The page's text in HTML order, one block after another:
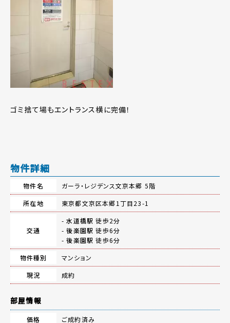
ゴミ捨て場もエントランス横に完備！
物件詳細
物件名
ガーラ・レジデンス文京本郷 5階
所在地
東京都文京区本郷1丁目23-1
交通
-水道橋駅 徒歩2分
-後楽園駅 徒歩6分
-後楽園駅 徒歩6分
物件種別
マンション
現況
成約
部屋情報
価格 ご成約済み